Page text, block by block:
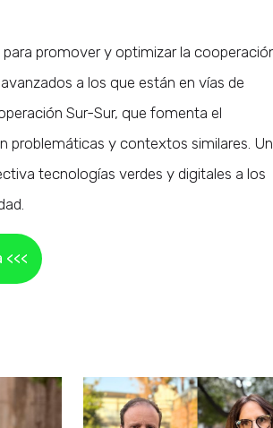
promover y optimizar la
a los que están en vías de
Sur-Sur, que fomenta el
problemáticas y contextos similares. Un
tecnologías verdes y digitales a los